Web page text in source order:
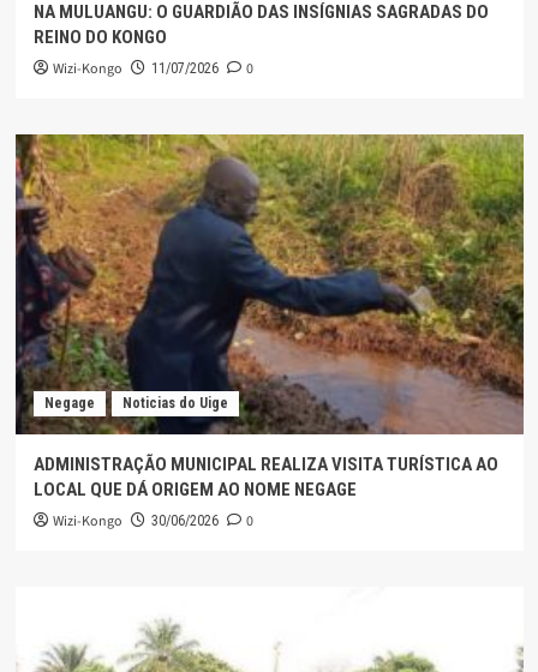
NA MULUANGU: O GUARDIÃO DAS INSÍGNIAS SAGRADAS DO
REINO DO KONGO
Wizi-Kongo 11/07/2026 0
Negage Noticias do Uige
ADMINISTRAÇÃO MUNICIPAL REALIZA VISITA TURÍSTICA AO
LOCAL QUE DÁ ORIGEM AO NOME NEGAGE
Wizi-Kongo 30/06/2026 0